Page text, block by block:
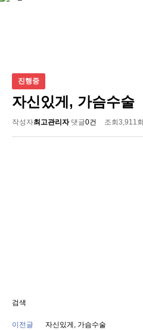
진행중
자신있게, 가슴수술
작성자최고관리자 댓글0건 조회 3,911회
검색
이전글
자신있게, 가슴수술